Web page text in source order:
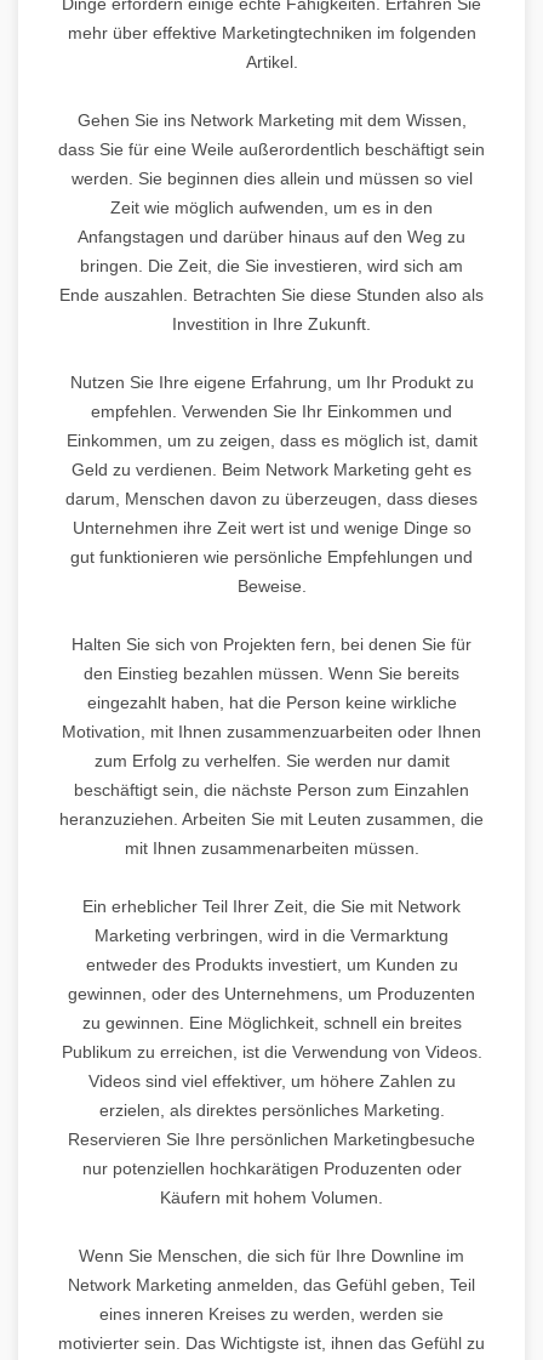
mehr über effektive Marketingtechniken im folgenden
Artikel.
Gehen Sie ins Network Marketing mit dem Wissen,
dass Sie für eine Weile außerordentlich beschäftigt sein
werden. Sie beginnen dies allein und müssen so viel
Zeit wie möglich aufwenden, um es in den
Anfangstagen und darüber hinaus auf den Weg zu
bringen. Die Zeit, die Sie investieren, wird sich am
Ende auszahlen. Betrachten Sie diese Stunden also als
Investition in Ihre Zukunft.
Nutzen Sie Ihre eigene Erfahrung, um Ihr Produkt zu
empfehlen. Verwenden Sie Ihr Einkommen und
Einkommen, um zu zeigen, dass es möglich ist, damit
Geld zu verdienen. Beim Network Marketing geht es
darum, Menschen davon zu überzeugen, dass dieses
Unternehmen ihre Zeit wert ist und wenige Dinge so
gut funktionieren wie persönliche Empfehlungen und
Beweise.
Halten Sie sich von Projekten fern, bei denen Sie für
den Einstieg bezahlen müssen. Wenn Sie bereits
eingezahlt haben, hat die Person keine wirkliche
Motivation, mit Ihnen zusammenzuarbeiten oder Ihnen
zum Erfolg zu verhelfen. Sie werden nur damit
beschäftigt sein, die nächste Person zum Einzahlen
heranzuziehen. Arbeiten Sie mit Leuten zusammen, die
mit Ihnen zusammenarbeiten müssen.
Ein erheblicher Teil Ihrer Zeit, die Sie mit Network
Marketing verbringen, wird in die Vermarktung
entweder des Produkts investiert, um Kunden zu
gewinnen, oder des Unternehmens, um Produzenten
zu gewinnen. Eine Möglichkeit, schnell ein breites
Publikum zu erreichen, ist die Verwendung von Videos.
Videos sind viel effektiver, um höhere Zahlen zu
erzielen, als direktes persönliches Marketing.
Reservieren Sie Ihre persönlichen Marketingbesuche
nur potenziellen hochkarätigen Produzenten oder
Käufern mit hohem Volumen.
Wenn Sie Menschen, die sich für Ihre Downline im
Network Marketing anmelden, das Gefühl geben, Teil
eines inneren Kreises zu werden, werden sie
motivierter sein. Das Wichtigste ist, ihnen das Gefühl zu